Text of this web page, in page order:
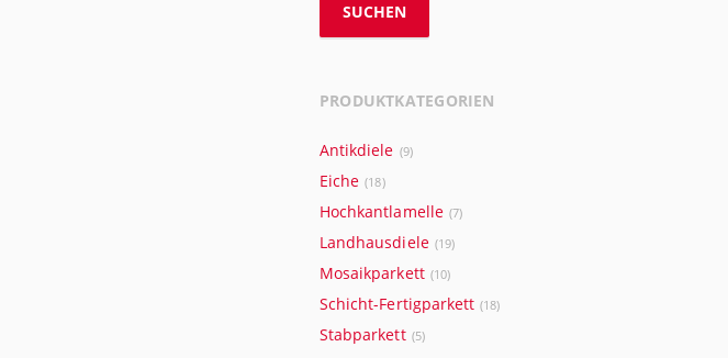
SUCHEN
PRODUKTKATEGORIEN
Antikdiele (9)
Eiche (18)
Hochkantlamelle (7)
Landhausdiele (19)
Mosaikparkett (10)
Schicht-Fertigparkett (18)
Stabparkett (5)